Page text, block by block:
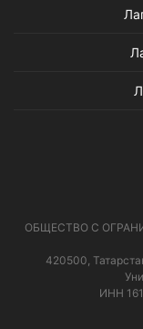
ОБЩЕСТВО С
420500,
ИНН